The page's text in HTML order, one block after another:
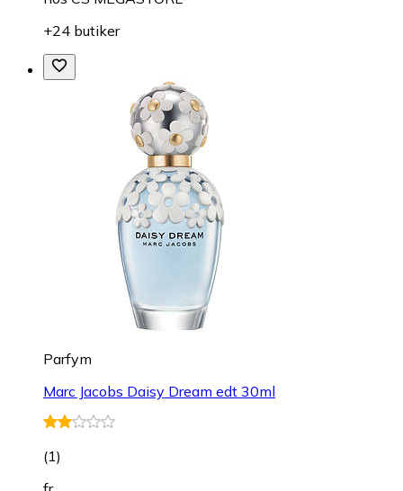
+24 butiker
Parfym
Marc Jacobs Daisy Dream edt 30ml
(1)